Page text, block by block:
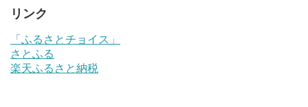
リンク
「ふるさとチョイス」
さとふる
楽天ふるさと納税